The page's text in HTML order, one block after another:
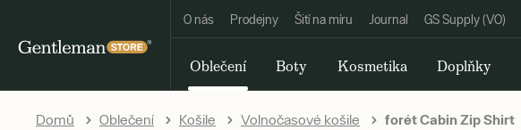
O nás Prodejny Šití na míru Journal GS Supply (VO)
Oblečení Boty Kosmetika Doplňky
Domů Oblečení Košile Volnočasové košile forét Cabin Zip Shirt